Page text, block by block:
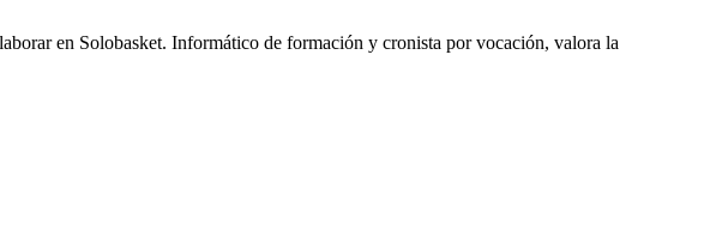
en Solobasket. Informático de formación y cronista por vocación, valora la